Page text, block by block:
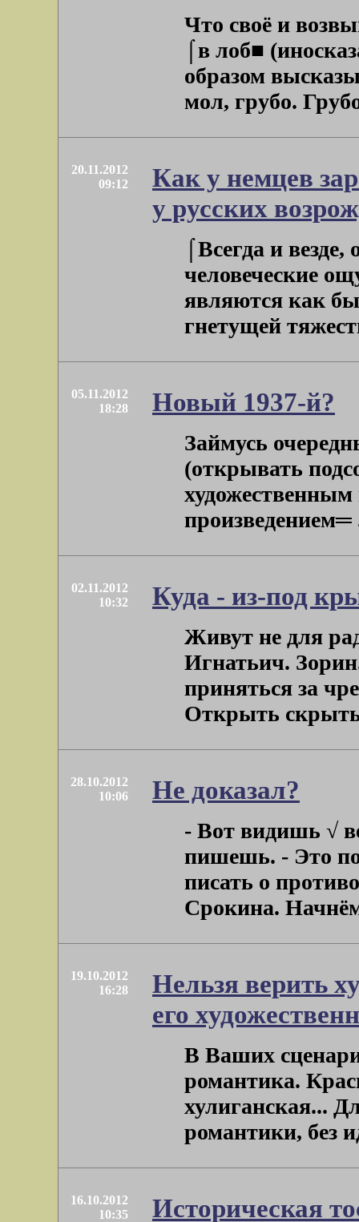
Что своё и
⌠в лоб■
образом
мол, грубо.
20.11.2012
09:12
Как у немцев
у русских
⌠Всегда и
человеческие
являются как
гнетущей
05.11.2012
18:28
Новый 1937-й?
Займусь
(открывать
художественным
произведением═
02.11.2012
10:32
Куда - из-под
Живут не для
Игнатьич.
приняться за
Открыть
28.10.2012
10:06
Не доказал?
- Вот видишь √
пишешь. - Это
писать о
Срокина.
19.10.2012
16:28
Нельзя верить
его
В Ваших
романтика.
хулиганская...
романтики, без
16.10.2012
10:35
Историческая